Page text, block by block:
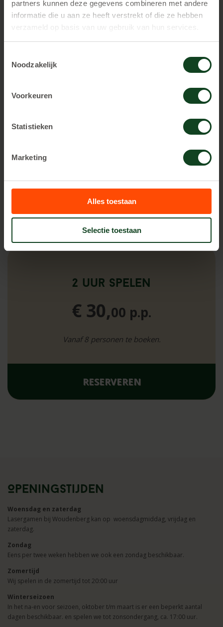
partners kunnen deze gegevens combineren met andere
informatie die u aan ze heeft verstrekt of die ze hebben
verzameld op basis van uw gebruik van hun services.
Noodzakelijk
Voorkeuren
Statistieken
Marketing
Alles toestaan
Selectie toestaan
RESERVEREN
RESERVEREN
2 uur spelen
€ 30,00 p.p.
Vanaf 8 personen te boeken.
RESERVEREN
Openingstijden
Woensdag en zaterdag
Lasergamen bij Woudenberg kan op woensdagmiddag, vrijdag en
zaterdag.
Zondag
Eens per twee weken hebben we ook een zondag beschikbaar.
Zomertijd
Wij spelen in de zomertijd tot 20:00 uur
Winterseizoen
In het na-en voor seizoen, oktober t/m maart is er een beperkt aantal
dagen beschikbaar. en spelen we tot zonsondergang, ca. 17:00 uur.